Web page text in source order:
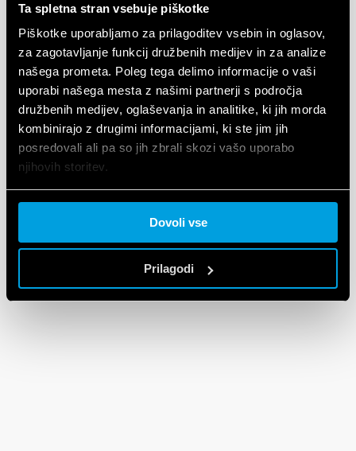
Ta spletna stran vsebuje piškotke
Piškotke uporabljamo za prilagoditev vsebin in oglasov,
za zagotavljanje funkcij družbenih medijev in za analize
našega prometa. Poleg tega delimo informacije o vaši
uporabi našega mesta z našimi partnerji s področja
družbenih medijev, oglaševanja in analitike, ki jih morda
kombinirajo z drugimi informacijami, ki ste jim jih
posredovali ali pa so jih zbrali skozi vašo uporabo
njihovih storitev.
Cookie policy.
Dovoli vse
Prilagodi